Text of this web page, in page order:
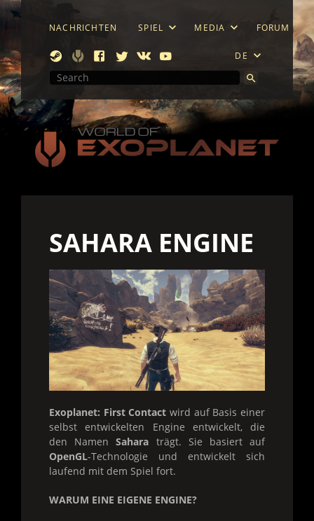
NACHRICHTEN SPIEL MEDIA FORUM
DE
SAHARA ENGINE
Exoplanet: First Contact wird auf Basis einer
selbst entwickelten Engine entwickelt, die
den NamenSahara trägt. Sie basiert auf
OpenGL-Technologie und entwickelt sich
laufend mit dem Spiel fort.
WARUM EINE EIGENE ENGINE?